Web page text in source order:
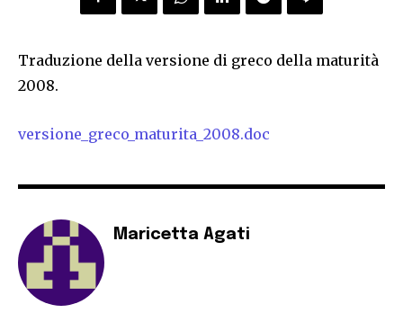
Traduzione della versione di greco della maturità
2008.
versione_greco_maturita_2008.doc
Maricetta Agati